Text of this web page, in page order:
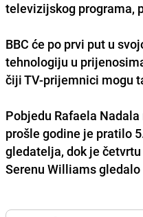
televizijskog programa,
BBC će po prvi put u
tehnologiju u
čiji TV-prijemnici mogu
Pobjedu Rafaela
prošle godine je pratilo
gledatelja, dok je
Serenu Williams